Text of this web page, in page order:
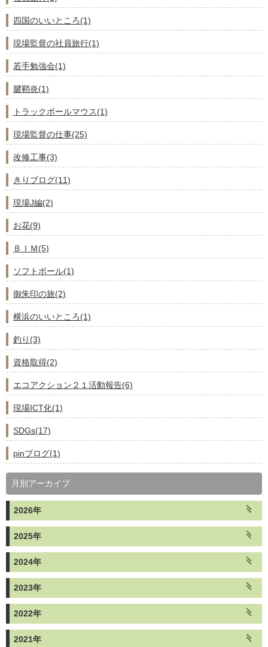
四国のいいところ(1)
現場監督の社員旅行(1)
若手勉強会(1)
腱鞘炎(1)
トラックボールマウス(1)
現場監督の仕事(25)
改修工事(3)
きりブログ(11)
現場J編(2)
お花(9)
ＢＩＭ(5)
ソフトボール(1)
御朱印の旅(2)
横浜のいいところ(1)
釣り(3)
資格取得(2)
エコアクション２１活動報告(6)
現場ICT化(1)
SDGs(17)
pinブログ(1)
月別アーカイブ
2026年
2025年
2024年
2023年
2022年
2021年